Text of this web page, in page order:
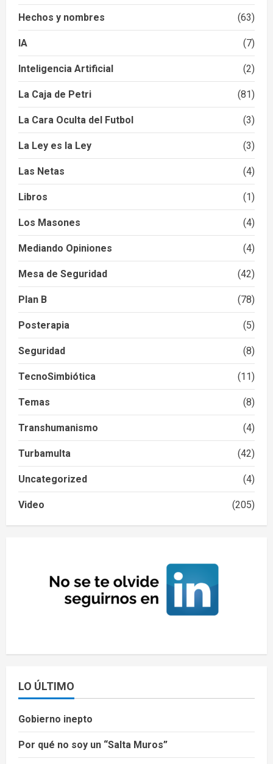
Hechos y nombres (63)
IA (7)
Inteligencia Artificial (2)
La Caja de Petri (81)
La Cara Oculta del Futbol (3)
La Ley es la Ley (3)
Las Netas (4)
Libros (1)
Los Masones (4)
Mediando Opiniones (4)
Mesa de Seguridad (42)
Plan B (78)
Posterapia (5)
Seguridad (8)
TecnoSimbiótica (11)
Temas (8)
Transhumanismo (4)
Turbamulta (42)
Uncategorized (4)
Video (205)
LO ÚLTIMO
Gobierno inepto
Por qué no soy un “Salta Muros”